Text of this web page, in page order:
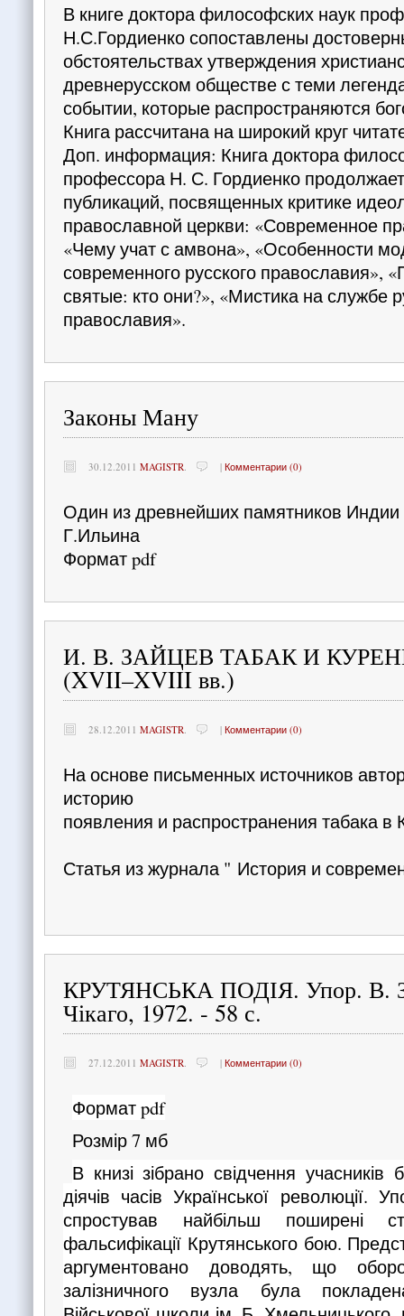
В книге доктора философских наук
Н.С.Гордиенко сопоставлены
обстоятельствах утверждения
древнерусском обществе с теми
событии, которые распространяются
Книга рассчитана на широкий круг
Доп. информация: Книга доктора
профессора Н. С. Гордиенко
публикаций, посвященных критике
православной церкви: «Современное
«Чему учат с амвона», «Особенности
современного русского православия»,
святые: кто они?», «Мистика на службе
православия».
Законы Ману
30.12.2011 MAGISTR. | Комментарии (0)
Один из древнейших памятников
Г.Ильина
Формат pdf
И. В. ЗАЙЦЕВ ТАБАК И
(XVII–XVIII вв.)
28.12.2011 MAGISTR. | Комментарии (0)
На основе письменных источников
историю
появления и распространения табака
Статья из журнала " История и
КРУТЯНСЬКА ПОДІЯ. Упор. В.
Чікаго, 1972. - 58 с.
27.12.2011 MAGISTR. | Комментарии (0)
Формат pdf
Розмір 7 мб
В книзі зібрано свідчення учасників
діячів часів Української революції.
спростував найбільш поширені
фальсифікації Крутянського бою.
аргументовано доводять, що
залізничного вузла була